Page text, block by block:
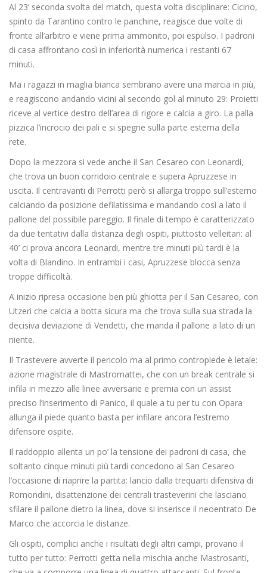
Al 23’ seconda svolta del match, questa volta disciplinare: Cicino,
spinto da Tarantino contro le panchine, reagisce due volte di
fronte all’arbitro e viene prima ammonito, poi espulso. I padroni
di casa affrontano così in inferiorità numerica i restanti 67
minuti.
Ma i ragazzi in maglia bianca sembrano avere una marcia in più,
e reagiscono andando vicini al secondo gol al minuto 29: Proietti
riceve al vertice destro dell’area di rigore e calcia a giro. La palla
pizzica l’incrocio dei pali e si spegne sulla parte esterna della
rete.
Dopo la mezzora si vede anche il San Cesareo con Leonardi,
che trova un buon corridoio centrale e supera Apruzzese in
uscita. Il centravanti di Perrotti però si allarga troppo sull’esterno
calciando da posizione defilatissima e mandando così a lato il
pallone del possibile pareggio. Il finale di tempo è caratterizzato
da due tentativi dalla distanza degli ospiti, piuttosto velleitari: al
40’ ci prova ancora Leonardi, mentre tre minuti più tardi è la
volta di Blandino. In entrambi i casi, Apruzzese blocca senza
troppe difficoltà.
A inizio ripresa occasione ben più ghiotta per il San Cesareo, con
Utzeri che calcia a botta sicura ma che trova sulla sua strada la
decisiva deviazione di Vendetti, che manda il pallone a lato di un
niente.
Il Trastevere avverte il pericolo ma al primo contropiede è letale:
azione magistrale di Mastromattei, che con un break centrale si
infila in mezzo alle linee avversarie e premia con un assist
preciso l’inserimento di Panico, il quale a tu per tu con Opara
allunga il piede quanto basta per infilare ancora l’estremo
difensore ospite.
Il raddoppio allenta un po’ la tensione dei padroni di casa, che
soltanto cinque minuti più tardi concedono al San Cesareo
l’occasione di riaprire la partita: lancio dalla trequarti difensiva di
Romondini, disattenzione dei centrali trasteverini che lasciano
sfilare il pallone dietro la linea, dove si inserisce il neoentrato De
Marco che accorcia le distanze.
Gli ospiti, complici anche i risultati degli altri campi, provano il
tutto per tutto: Perrotti getta nella mischia anche Mastrosanti,